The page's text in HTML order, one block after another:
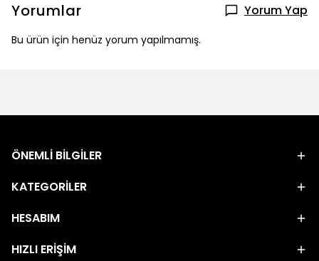
Yorumlar Yorum Yap
Bu ürün için henüz yorum yapılmamış.
ÖNEMLİ BİLGİLER
KATEGORİLER
HESABIM
HIZLI ERİŞİM